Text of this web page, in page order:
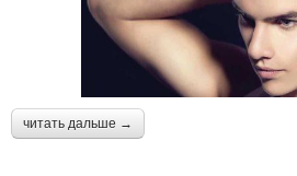
читать дальше →